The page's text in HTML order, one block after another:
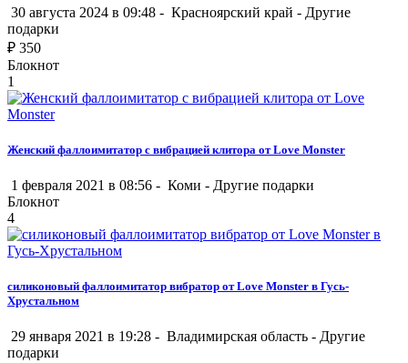
30 августа 2024 в 09:48 - Красноярский край - Другие
подарки
₽ 350
Блокнот
1
Женский фаллоимитатор с вибрацией клитора от Love Monster
1 февраля 2021 в 08:56 - Коми - Другие подарки
Блокнот
4
силиконовый фаллоимитатор вибратор от Love Monster в Гусь-
Хрустальном
29 января 2021 в 19:28 - Владимирская область - Другие
подарки